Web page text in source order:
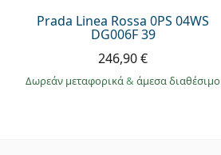
Prada Linea Rossa 0PS 04WS
DG006F 39
246,90 €
Δωρεάν μεταφορικά& άμεσα διαθέσιμο